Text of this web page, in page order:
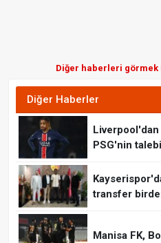
Diğer haberleri görmek
Diğer Haberler
PSG'nin
transfer
Manisa FK,